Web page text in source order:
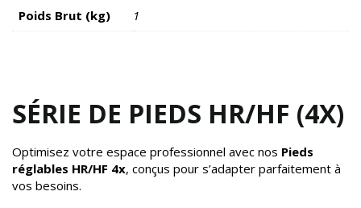
Poids Brut (kg) 1
SÉRIE DE PIEDS HR/HF (4X)
Optimisez votre espace professionnel avec nos Pieds
réglables HR/HF 4x, conçus pour s’adapter parfaitement à
vos besoins.